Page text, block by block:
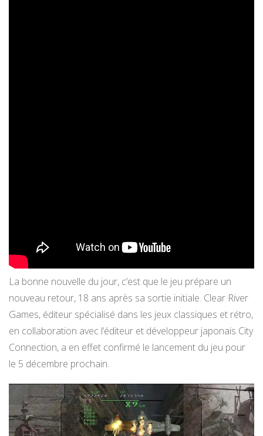
La bonne nouvelle du jour, c’est que le jeu prépare un
nouveau retour, 18 ans après sa sortie initiale. Clear River
Games, éditeur spécialisé dans les jeux classiques et rétro,
en collaboration avec l’éditeur et développeur japonais City
Connection, a en effet confirmé le lancement du jeu pour
le 5 décembre prochain.